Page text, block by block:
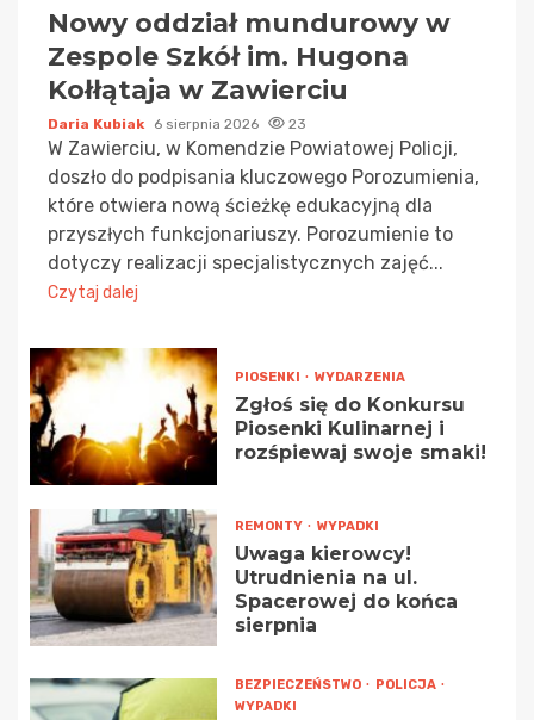
Nowy oddział mundurowy w
Zespole Szkół im. Hugona
Kołłątaja w Zawierciu
Daria Kubiak 6 sierpnia 2026 23
W Zawierciu, w Komendzie Powiatowej Policji,
doszło do podpisania kluczowego Porozumienia,
które otwiera nową ścieżkę edukacyjną dla
przyszłych funkcjonariuszy. Porozumienie to
dotyczy realizacji specjalistycznych zajęć...
Czytaj dalej
PIOSENKI WYDARZENIA
Zgłoś się do Konkursu
Piosenki Kulinarnej i
rozśpiewaj swoje smaki!
REMONTY WYPADKI
Uwaga kierowcy!
Utrudnienia na ul.
Spacerowej do końca
sierpnia
BEZPIECZEŃSTWO
POLICJA
WYPADKI